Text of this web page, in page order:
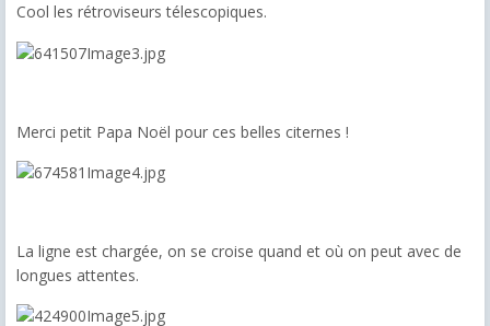
Cool les rétroviseurs télescopiques.
Merci petit Papa Noël pour ces belles citernes !
La ligne est chargée, on se croise quand et où on peut avec de
longues attentes.